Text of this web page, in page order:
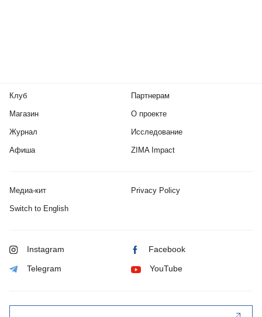
Клуб
Магазин
Журнал
Афиша
Партнерам
О проекте
Исследование
ZIMA Impact
Медиа-кит Privacy Policy
Switch to English
Instagram Facebook
Telegram YouTube